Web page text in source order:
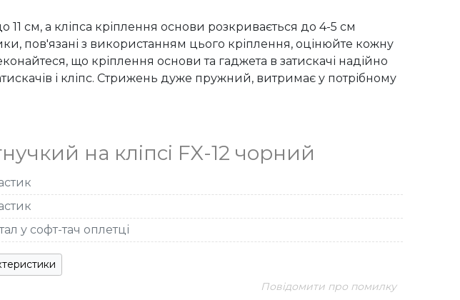
см, а кліпса кріплення основи розкривається до 4-5 см
пов'язані з використанням цього кріплення, оцінюйте кожну
що кріплення основи та гаджета в затискачі надійно
і кліпс. Стрижень дуже пружний, витримає у потрібному
на кліпсі FX-12 чорний
у софт-тач оплетці
Повідомити про помилку